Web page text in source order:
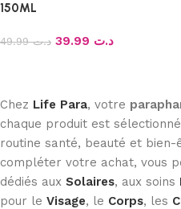
150ML
د.ت49.99 د.ت
Chez Life Para, votre
chaque produit est
routine santé, beauté et bien-
compléter votre achat, vous
dédiés aux Solaires, aux soins
pour le Visage, le Corps, les